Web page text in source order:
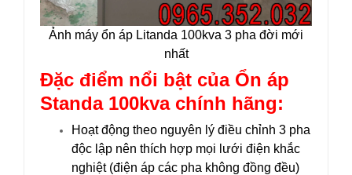
Ảnh máy ổn áp Litanda 100kva 3 pha đời mới
nhất
Đặc điểm nổi bật của Ổn áp
Standa 100kva chính hãng:
Hoạt động theo nguyên lý điều chỉnh 3 pha
độc lập nên thích hợp mọi lưới điện khắc
nghiệt (điện áp các pha không đồng đều)